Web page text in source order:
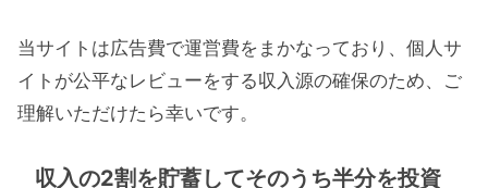
当サイトは広告費で運営費をまかなっており、個人サ
イトが公平なレビューをする収入源の確保のため、ご
理解いただけたら幸いです。
収入の2割を貯蓄してそのうち半分を投資